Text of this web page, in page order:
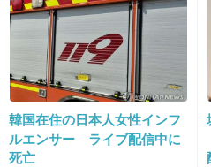
設定次第でフレンドにバ
すごくめんどくさいです
うちの上司はプレゼント
けど
贈り返した瞬間にまた贈
直気持ち悪いです、
韓国在住の日本人女性インフ
ルエンサー ライブ配信中に
死亡